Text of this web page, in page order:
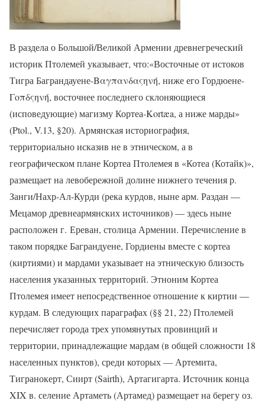
В раздела о Большой/Великой Армении древнегреческий
историк Птолемей указывает, что:«Восточные от истоков
Тигра Баграндауене-Βαγπανδαςηνή, ниже его Гордюене-
Γοπδςηνή, восточнее последнего склоняющиеся
(исповедующие) магизму Кортеа-Kortæa, а ниже марды»
(Ptol., V.13, §20). Армянская историография,
территориально исказив не в этническом, а в
географическом плане Кортеа Птолемея в «Котеа (Котайк)»,
размещает на левобережной долине нижнего течения р.
Занги/Нахр-Ал-Курди (река курдов, ныне арм. Раздан —
Мецамор древнеармянских источников) — здесь ныне
расположен г. Ереван, столица Армении. Перечисление в
таком порядке Баграндуене, Гордиены вместе с кортеа
(киртиями) и мардами указывает на этническую близость
населения указанных территорий. Этноним Кортеа
Птолемея имеет непосредственное отношение к киртии —
курдам. В следующих параграфах (§§ 21, 22) Птолемей
перечисляет города трех упомянутых провинций и
территории, принадлежащие мардам (в общей сложности 18
населенных пунктов), среди которых — Артемита,
Тигранокерт, Сиирт (Sairth), Артагигарта. Источник конца
XIX в. селение Артаметь (Артамед) размещает на берегу оз.